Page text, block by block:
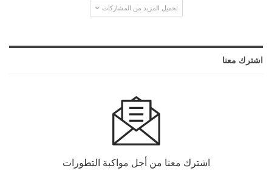
تحميل المزيد من المشاركات
اشترك معنا
اشترك معنا من أجل مواكبة التطورات